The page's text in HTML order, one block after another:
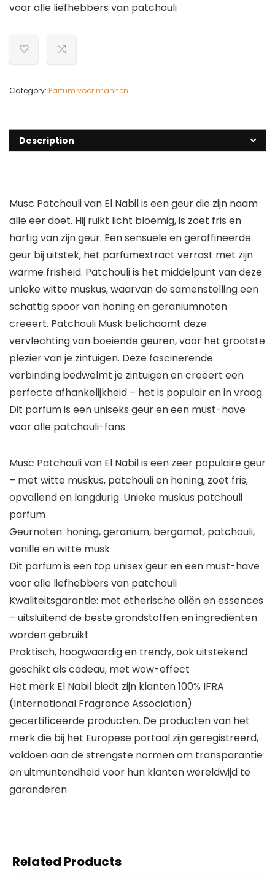
voor alle liefhebbers van patchouli
Category: Parfum voor mannen
Description
Musc Patchouli van El Nabil is een geur die zijn naam
alle eer doet. Hij ruikt licht bloemig, is zoet fris en
hartig van zijn geur. Een sensuele en geraffineerde
geur bij uitstek, het parfumextract verrast met zijn
warme frisheid. Patchouli is het middelpunt van deze
unieke witte muskus, waarvan de samenstelling een
schattig spoor van honing en geraniumnoten
creëert. Patchouli Musk belichaamt deze
vervlechting van boeiende geuren, voor het grootste
plezier van je zintuigen. Deze fascinerende
verbinding bedwelmt je zintuigen en creëert een
perfecte afhankelijkheid – het is populair en in vraag.
Dit parfum is een uniseks geur en een must-have
voor alle patchouli-fans
Musc Patchouli van El Nabil is een zeer populaire geur
– met witte muskus, patchouli en honing, zoet fris,
opvallend en langdurig. Unieke muskus patchouli
parfum
Geurnoten: honing, geranium, bergamot, patchouli,
vanille en witte musk
Dit parfum is een top unisex geur en een must-have
voor alle liefhebbers van patchouli
Kwaliteitsgarantie: met etherische oliën en essences
– uitsluitend de beste grondstoffen en ingrediënten
worden gebruikt
Praktisch, hoogwaardig en trendy, ook uitstekend
geschikt als cadeau, met wow-effect
Het merk El Nabil biedt zijn klanten 100% IFRA
(International Fragrance Association)
gecertificeerde producten. De producten van het
merk die bij het Europese portaal zijn geregistreerd,
voldoen aan de strengste normen om transparantie
en uitmuntendheid voor hun klanten wereldwijd te
garanderen
Related Products